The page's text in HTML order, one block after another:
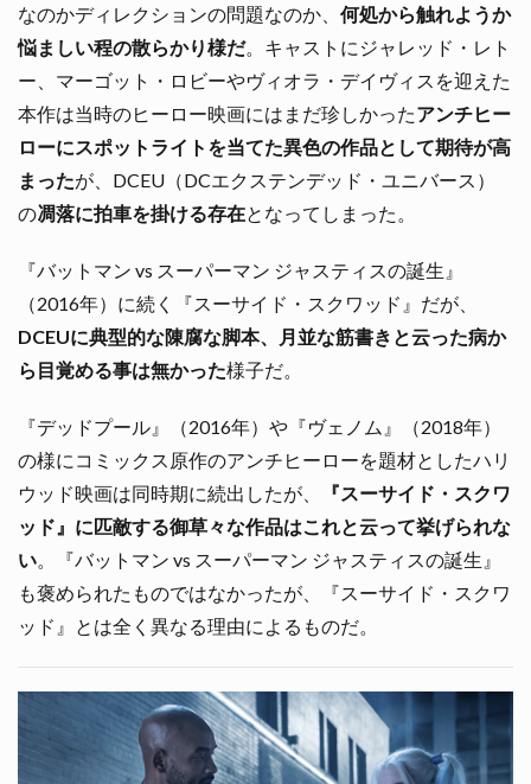
なのかディレクションの問題なのか、 何処から触れようか
悩ましい程の散らかり様だ。キャストにジャレッド・レト
ー、マーゴット・ロビーやヴィオラ・デイヴィスを迎えた
本作は当時のヒーロー映画にはまだ珍しかったアンチヒー
ローにスポットライトを当てた異色の作品として期待が高
まったが、DCEU（DCエクステンデッド・ユニバース）
の凋落に拍車を掛ける存在となってしまった。
『バットマン vs スーパーマン ジャスティスの誕生』
（2016年）に続く『スーサイド・スクワッド』だが、
DCEUに典型的な陳腐な脚本、月並な筋書きと云った病か
ら目覚める事は無かった様子だ。
『デッドプール』（2016年）や『ヴェノム』（2018年）
の様にコミックス原作のアンチヒーローを題材としたハリ
ウッド映画は同時期に続出したが、
『スーサイド・スクワ
ッド』に匹敵する御草々な作品はこれと云って挙げられな
い 。『バットマン vs スーパーマン ジャスティスの誕生』
も褒められたものではなかったが、『スーサイド・スクワ
ッド』とは全く異なる理由によるものだ。